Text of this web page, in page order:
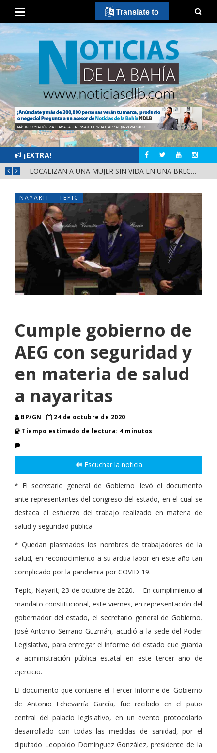
¡EXTRA!
LOCALIZAN A UNA MUJER SIN VIDA EN UNA BRECHA DE BUCERÍAS
NAYARIT TEPIC
Cumple gobierno de
AEG con seguridad y
en materia de salud
a nayaritas
BP/GN
24 de octubre de 2020
Tiempo estimado de lectura: 4 minutos
🔊 Escuchar la noticia
* El secretario general de Gobierno llevó el documento
ante representantes del congreso del estado, en el cual se
destaca el esfuerzo del trabajo realizado en materia de
salud y seguridad pública.
* Quedan plasmados los nombres de trabajadores de la
salud, en reconocimiento a su ardua labor en este año tan
complicado por la pandemia por COVID-19.
Tepic, Nayarit; 23 de octubre de 2020.- En cumplimiento al
mandato constitucional, este viernes, en representación del
gobernador del estado, el secretario general de Gobierno,
José Antonio Serrano Guzmán, acudió a la sede del Poder
Legislativo, para entregar el informe del estado que guarda
la administración pública estatal en este tercer año de
ejercicio.
El documento que contiene el Tercer Informe del Gobierno
de Antonio Echevarría García, fue recibido en el patio
central del palacio legislativo, en un evento protocolario
desarrollado con todas las medidas de sanidad, por el
diputado Leopoldo Domínguez González, presidente de la
Translate to